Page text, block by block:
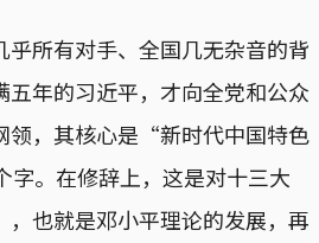
乎所有对手、全国几无杂音的背
五年的习近平，才向全党和公众
领，其核心是“新时代中国特色
。在修辞上，这是对十三大
也就是邓小平理论的发展，再